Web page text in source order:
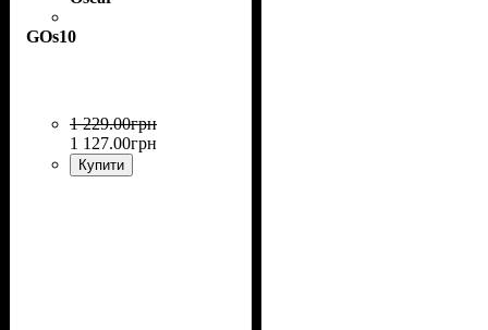
GOs10
1 229.00грн
1 127.00грн
Купити